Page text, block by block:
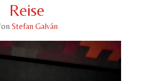
Reise
Stefan Galván